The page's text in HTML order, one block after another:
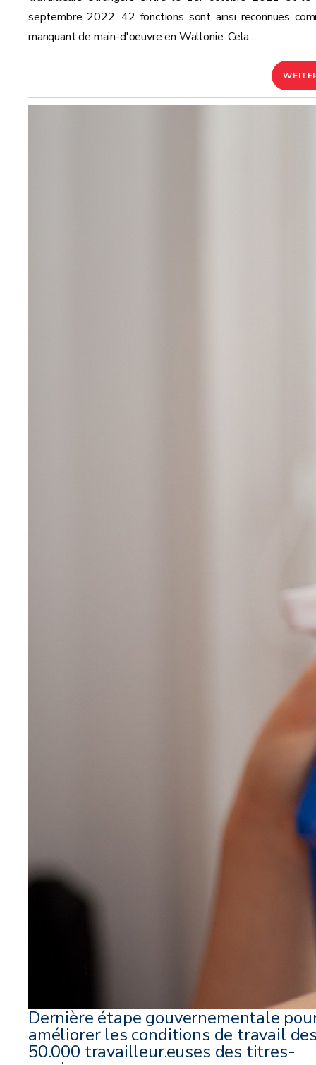
septembre 2022. 42 fonctions sont ainsi reconnues
manquant de main-d'oeuvre en Wallonie. Cela...
Dernière étape gouvernementale
améliorer les conditions de travail
50.000 travailleur.euses des titres-